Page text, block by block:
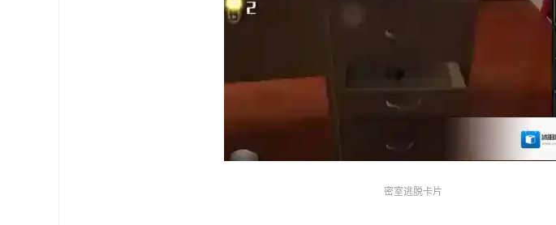
密室逃脱卡片